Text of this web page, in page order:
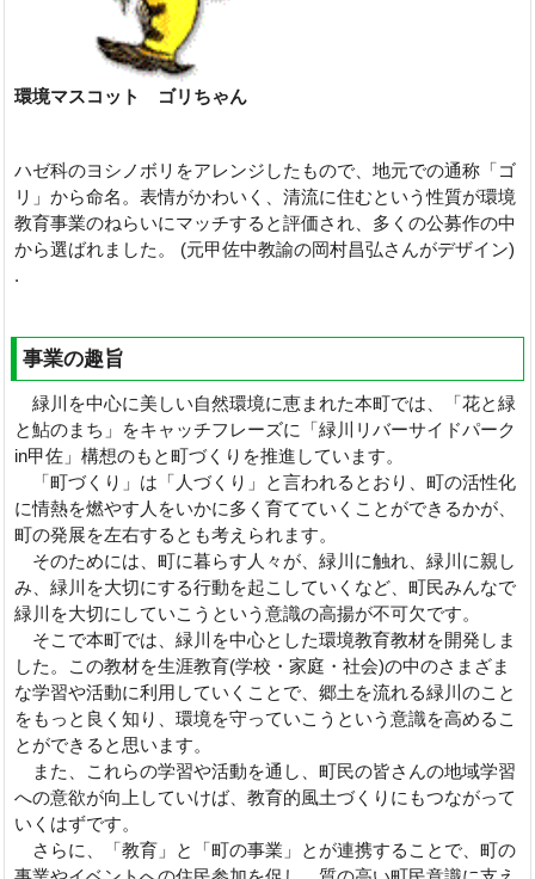
環境マスコット ゴリちゃん
ハゼ科のヨシノボリをアレンジしたもので、地元での通称「ゴ
リ」から命名。表情がかわいく、清流に住むという性質が環境
教育事業のねらいにマッチすると評価され、多くの公募作の中
から選ばれました。 (元甲佐中教諭の岡村昌弘さんがデザイン)
.
事業の趣旨
緑川を中心に美しい自然環境に恵まれた本町では、「花と緑
と鮎のまち」をキャッチフレーズに「緑川リバーサイドパーク
in甲佐」構想のもと町づくりを推進しています。
「町づくり」は「人づくり」と言われるとおり、町の活性化
に情熱を燃やす人をいかに多く育てていくことができるかが、
町の発展を左右するとも考えられます。
そのためには、町に暮らす人々が、緑川に触れ、緑川に親し
み、緑川を大切にする行動を起こしていくなど、町民みんなで
緑川を大切にしていこうという意識の高揚が不可欠です。
そこで本町では、緑川を中心とした環境教育教材を開発しま
した。この教材を生涯教育(学校・家庭・社会)の中のさまざま
な学習や活動に利用していくことで、郷土を流れる緑川のこと
をもっと良く知り、環境を守っていこうという意識を高めるこ
とができると思います。
また、これらの学習や活動を通し、町民の皆さんの地域学習
への意欲が向上していけば、教育的風土づくりにもつながって
いくはずです。
さらに、「教育」と「町の事業」とが連携することで、町の